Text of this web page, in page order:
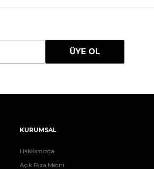
ÜYE OL
KURUMSAL
Hakkımızda
Açık Rıza Metni